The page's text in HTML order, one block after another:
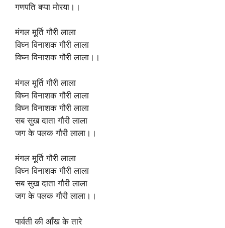
गणपति बप्पा मोरया।।
मंगल मूर्ति गौरी लाला
विघ्न विनाशक गौरी लाला
विघ्न विनाशक गौरी लाला।।
मंगल मूर्ति गौरी लाला
विघ्न विनाशक गौरी लाला
विघ्न विनाशक गौरी लाला
सब सुख दाता गौरी लाला
जग के पलक गौरी लाला।।
मंगल मूर्ति गौरी लाला
विघ्न विनाशक गौरी लाला
सब सुख दाता गौरी लाला
जग के पलक गौरी लाला।।
पार्वती की आँख के तारे